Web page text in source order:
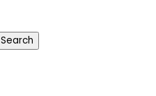
Search